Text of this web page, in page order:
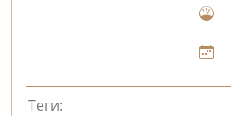
Теги: